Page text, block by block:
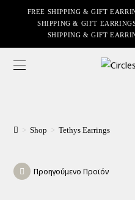
FREE SHIPPING & GIFT
SHIPPING & GIFT
SHIPPING & GIFT
> Shop > Tethys Earrings
Προηγούμενο Προϊόν